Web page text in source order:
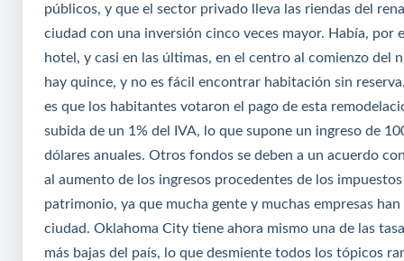
públicos, y que el sector privado lleva las riendas del
ciudad con una inversión cinco veces mayor. Había, por
hotel, y casi en las últimas, en el centro al comienzo del
hay quince, y no es fácil encontrar habitación sin
es que los habitantes votaron el pago de esta
subida de un 1% del IVA, lo que supone un ingreso de
dólares anuales. Otros fondos se deben a un acuerdo
al aumento de los ingresos procedentes de los
patrimonio, ya que mucha gente y muchas empresas
ciudad. Oklahoma City tiene ahora mismo una de las
más bajas del país, lo que desmiente todos los tópicos